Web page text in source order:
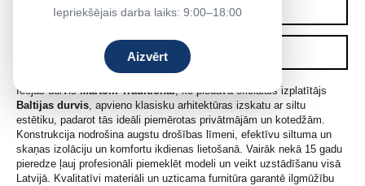
Iepriekšējais darba laiks: 9:00–18:00
Aizvērt
KATEGORIJAS
FILTRI
Ieejas durvisMartom Traditional, ko piedāvā oficiālais izplatītājs
Baltijas durvis, apvieno klasisku arhitektūras izskatu ar siltu
estētiku, padarot tās ideāli piemērotas privātmājām un kotedžām.
Konstrukcija nodrošina augstu drošības līmeni, efektīvu siltuma un
skaņas izolāciju un komfortu ikdienas lietošanā. Vairāk nekā 15 gadu
pieredze ļauj profesionāli piemeklēt modeli un veikt uzstādīšanu visā
Latvijā. Kvalitatīvi materiāli un uzticama furnitūra garantē ilgmūžību